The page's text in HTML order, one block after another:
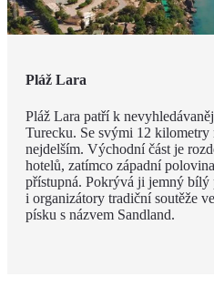
Pláž Lara
Pláž Lara patří k
Turecku. Se svými 12
nejdelším. Východní část je
hotelů, zatímco západní
přístupná. Pokrývá ji jemný bílý
i organizátory tradiční soutěže
písku s názvem Sandland.